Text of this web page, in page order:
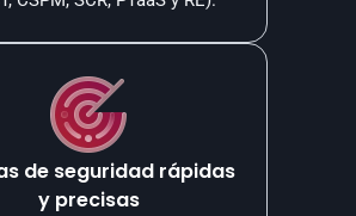
de seguridad rápidas
y precisas